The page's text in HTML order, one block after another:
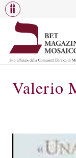
Valerio